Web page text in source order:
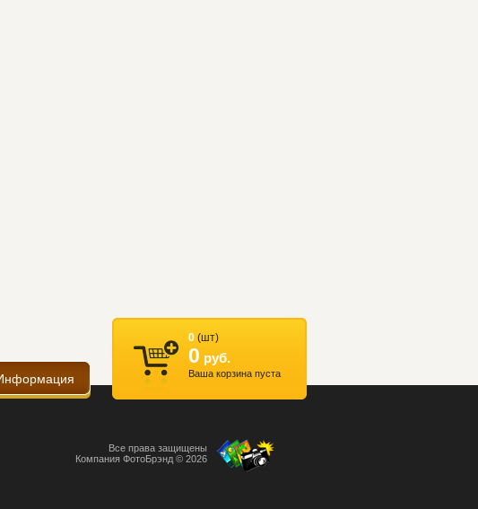
0 (шт)
0 руб.
Ваша корзина пуста
Все права защищены
Компания ФотоБрэнд © 2026